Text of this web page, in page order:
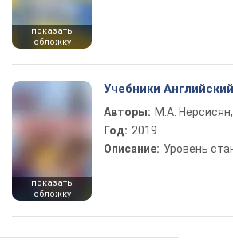
показать
обложку
показать
обложку
Учебники
Авторы: М.А.
Год: 2019
Описание: Уровень